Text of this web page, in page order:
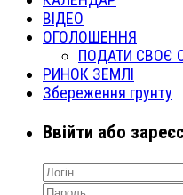
ВІДЕО
ОГОЛОШЕННЯ
ПОДАТИ СВОЄ
РИНОК ЗЕМЛІ
Збереження грунту
Ввійти або